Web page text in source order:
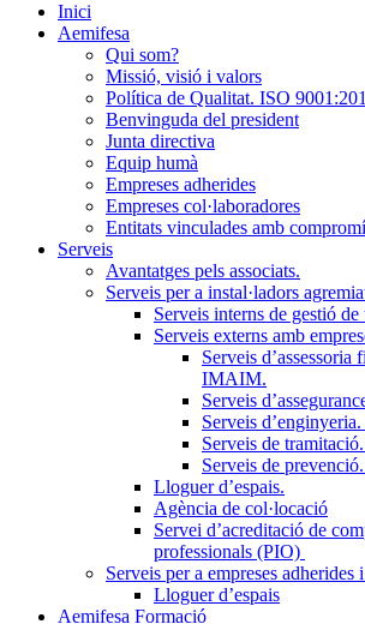
Inici
Aemifesa
Qui som?
Missió, visió i valors
Política de Qualitat. ISO
Benvinguda del president
Junta directiva
Equip humà
Empreses adherides
Empreses col·laboradores
Entitats vinculades amb
Serveis
Avantatges pels associats.
Serveis per a instal·ladors
Serveis interns de gestió de
Serveis externs amb
Serveis
IMAIM.
Serveis
Serveis
Serveis de
Serveis de
Lloguer d’espais.
Agència de col·locació
Servei d’acreditació de
professionals (PIO)
Serveis per a empreses adherides
Lloguer d’espais
Aemifesa Formació